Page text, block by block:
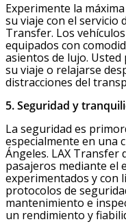
Experimente la
su viaje con el servicio
Transfer. Los
equipados con
asientos de lujo.
su viaje o relajarse
distracciones del
5. Seguridad y
La seguridad es
especialmente en una
Ángeles. LAX Transfer
pasajeros mediante el
experimentados y con
protocolos de
mantenimiento e
un rendimiento y